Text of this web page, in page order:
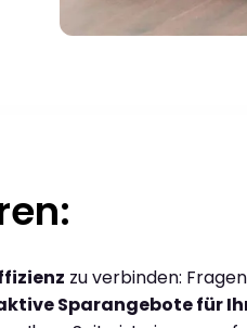
zu verbinden:
Sparangebote für